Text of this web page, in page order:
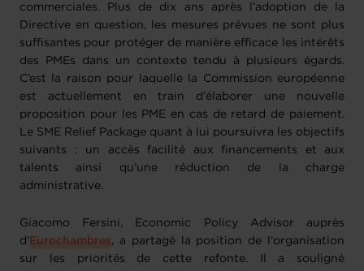
commerciales.
Plus de dix ans après l’adoption de la
Directive en question, les mesures prévues ne sont plus
suffisantes pour protéger de manière efficace les intérêts
des PMEs dans un contexte tendu à plusieurs égards.
C’est la raison pour laquelle la Commission européenne
est actuellement en train d’élaborer une nouvelle
proposition pour les PME en cas de retard de paiement.
Le SME Relief Package quant à lui poursuivra les objectifs
suivants : un accès facilité aux financements et aux
talents ainsi qu’une réduction de la charge
administrative.
Giacomo Fersini, Economic Policy Advisor auprès
d’ Eurochambres, a partagé la position de l'organisation
sur les priorités de cette refonte. Il a souligné